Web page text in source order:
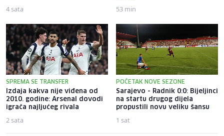
4 sata 53 min
SPREMA SE TRANSFER
Izdaja kakva nije viđena od
2010. godine: Arsenal dovodi
igrača najljućeg rivala
2 sata
POČETAK NOVE SEZONE
Sarajevo - Radnik 0:0: Bijeljinci
na startu drugog dijela
propustili novu veliku šansu
1 sat